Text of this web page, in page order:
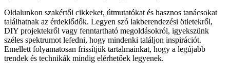
Oldalunkon szakértői cikkeket, útmutatókat és hasznos tanácsokat
találhatnak az érdeklődők. Legyen szó lakberendezési ötletekről,
DIY projektekről vagy fenntartható megoldásokról, igyekszünk
széles spektrumot lefedni, hogy mindenki találjon inspirációt.
Emellett folyamatosan frissítjük tartalmainkat, hogy a legújabb
trendek és technikák mindig elérhetőek legyenek.